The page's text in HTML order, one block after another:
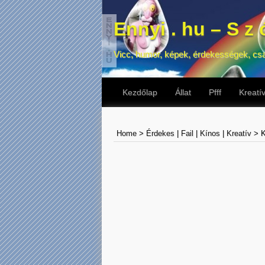
Ennyi . hu – S z
Vicc, humor, képek, érdekességek,
Kezdőlap Állat Pfff Kreatív
Home > Érdekes Fail Kínos Kreatív >